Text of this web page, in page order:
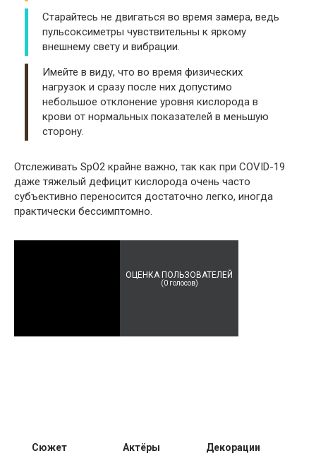
Старайтесь не двигаться во время замера, ведь
пульсоксиметры чувствительны к яркому
внешнему свету и вибрации.
Имейте в виду, что во время физических
нагрузок и сразу после них допустимо
небольшое отклонение уровня кислорода в
крови от нормальных показателей в меньшую
сторону.
Отслеживать SpO2 крайне важно, так как при COVID-19
даже тяжелый дефицит кислорода очень часто
субъективно переносится достаточно легко, иногда
практически бессимптомно.
ОЦЕНКА ПОЛЬЗОВАТЕЛЕЙ
(0голосов)
Сюжет Актёры Декорации